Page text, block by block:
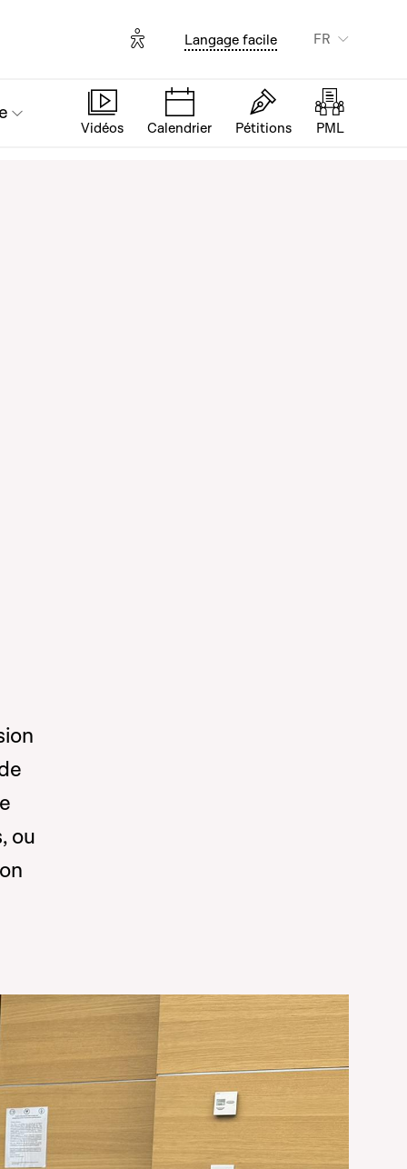
Options d'accessibilité
Langage facile FR
Vidéos Calendrier Pétitions PML
ou